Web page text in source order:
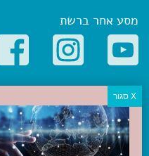
מסע אחר ברשת
קטגוריות פופולריות
יעדים
טיולים בישראל
מלונות בוטיק בישראל